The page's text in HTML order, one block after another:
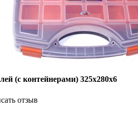
(с контейнерами) 325х280х6
отзыв